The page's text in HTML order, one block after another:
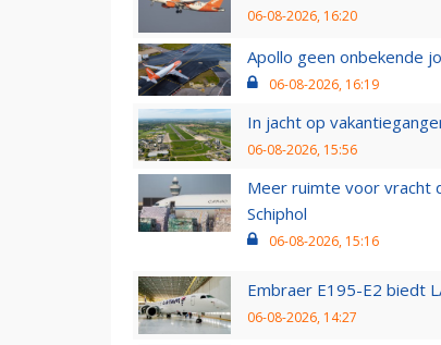
06-08-2026, 16:20
Apollo geen onbekende
06-08-2026, 16:19
In jacht op
06-08-2026, 15:56
Meer ruimte voor vracht
Schiphol
06-08-2026, 15:16
Embraer E195-E2 biedt
06-08-2026, 14:27